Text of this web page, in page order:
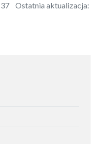
Ostatnia aktualizacja: